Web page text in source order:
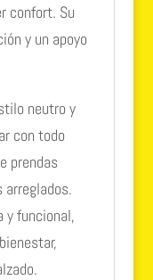
confort. Su
y un apoyo
neutro y
con todo
prendas
y funcional,